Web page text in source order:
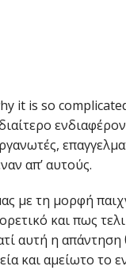
it is so
απ’ αυτούς.
με τη μορφή
και πως
αυτή η απάντηση
και αμείωτο το